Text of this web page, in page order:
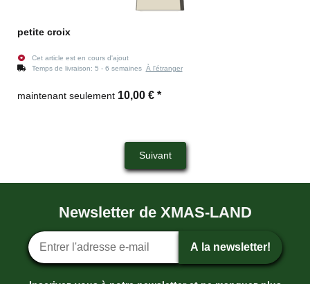
petite croix
Cet article est en cours d'ajout
Temps de livraison: 5 - 6 semaines À l'étranger
maintenant seulement 10,00 € *
Suivant
Newsletter de XMAS-LAND
Inscription ? la newsletter
A la newsletter!